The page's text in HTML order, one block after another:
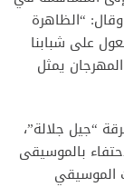
“الظاهرة
على شبابنا
يمثل
“جيل جلالة”،
بالموسيقى
الموسيقي